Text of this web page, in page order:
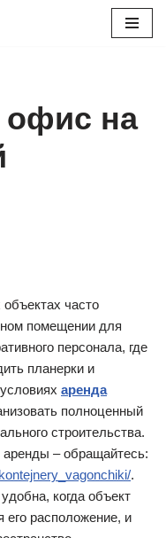
офис на
часто
помещении для
персонала, где
планерки и
аренда
полноценный
строительства.
– обращайтесь:
.
когда объект
его расположение, и